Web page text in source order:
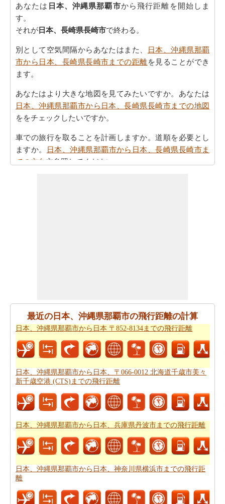
あなたは 日本、沖縄県那覇市から飛行距離を開始しま
す。
それが 日本、長崎県長崎市で終わる。
別として空気間隔からあなたはまた、
日本、沖縄県那覇
市から日本、長崎県長崎市までの距離を見ることができ
ます。
あなたはより大きな地図を見てみたいですか。あなたは
日本、沖縄県那覇市から日本、長崎県長崎市までの地図
ををチェックしたいですか。
車での旅行を取ることを計画しますか。道順を必要とし
ますか。
日本、沖縄県那覇市から日本、長崎県長崎市ま
での方向方参照してください。
い。
日本、沖縄県那覇市から日本、長崎県長崎市まで飛行機
で旅行をお探しですか。あなたはまた、日本、沖縄県那
覇市から日本、長崎県長崎市までの飛行時間 を知ること
新しい場所に行くの後、あなたの目的地へのルートを知
ることが重要です。場合はルートを認識していません、
あなたは日本、沖縄県那覇市から日本、長崎県長崎市ま
での道路ルートプランをチェックすることができます。
あなたは道路で旅行したいですか。駆動するのに費用が
かかるどのくらい知ってはいけませんか。あなたは日
本、沖縄県那覇市から日本、長崎県長崎市までの旅行の
費用
最近の日本、沖縄県那覇市の飛行距離の計算
日本、沖縄県那覇市から日本 〒852-8134までの飛行距離
日本、沖縄県那覇市から日本、〒066-0012 北海道千歳市美々
新千歳空港 (CTS)までの飛行距離
日本、沖縄県那覇市から日本、兵庫県丹波市までの飛行距離
日本、沖縄県那覇市から日本、神奈川県横浜市までの飛行距
離